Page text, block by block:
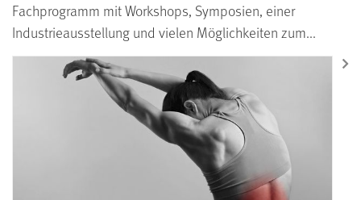
Fachprogramm mit Workshops, Symposien, einer
Industrieausstellung und vielen Möglichkeiten zum...